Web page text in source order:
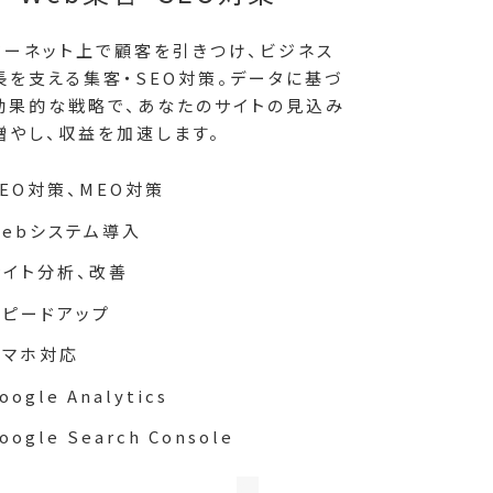
ーネット上で顧客を引きつけ、ビジネス
を支える集客・SEO対策。データに基づ
果的な戦略で、あなたのサイトの見込み
し、収益を加速します。
対策、MEO対策
システム導入
ト分析、改善
ードアップ
ホ対応
Analytics
Search Console